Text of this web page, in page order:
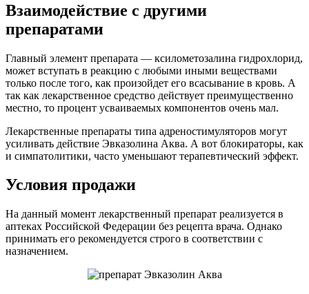
Взаимодействие с другими
препаратами
Главный элемент препарата — ксилометозалина гидрохлорид,
может вступать в реакцию с любыми иными веществами
только после того, как произойдет его всасывание в кровь. А
так как лекарственное средство действует преимущественно
местно, то процент усваиваемых компонентов очень мал.
Лекарственные препараты типа адреностимуляторов могут
усиливать действие Эвказолина Аква. А вот блокираторы, как
и симпатолитики, часто уменьшают терапевтический эффект.
Условия продажи
На данный момент лекарственный препарат реализуется в
аптеках Российской Федерации без рецепта врача. Однако
принимать его рекомендуется строго в соответствии с
назначением.